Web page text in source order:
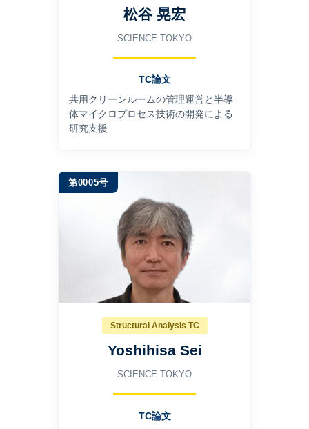
松谷 晃宏
SCIENCE TOKYO
TC論文
共用クリーンルームの管理運営と半導
体マイクロプロセス技術の開発による
研究支援
第0005号
Structural Analysis TC
Yoshihisa Sei
SCIENCE TOKYO
TC論文